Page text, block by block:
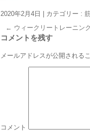
2020年2月4日 カテゴリー :
← ウィークリートレーニン
コメントを残す
メールアドレスが公開される
コメント